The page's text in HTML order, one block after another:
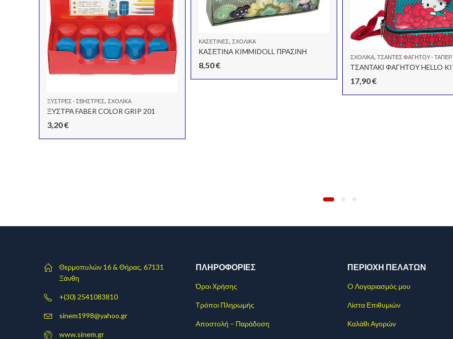
ΞΎΣΤΡΕΣ - ΣΒΉΣΤΡΕΣ, ΣΧΟΛΙΚΆ
ΞΥΣΤΡΑ FABER COLOR GRIP 201
3,20€
ΚΑΣΕΤΊΝΕΣ, ΣΧΟΛΙΚΆ
ΚΑΣΕΤΙΝΑ KIMMIDOLL ΠΡΑΣΙΝΗ
8,50€
ΣΧΟΛΙΚΆ, ΤΣΆΝΤΕΣ ΦΑΓΗΤΟΎ - ΤΑΠΕΡ -
ΤΣΑΝΤΑΚΙ ΦΑΓΗΤΟΥ HELLO
17,90€
Θερμοπυλών 16 & Θήρας, 67131
Ξάνθη
+(30) 2541083810
sinem1998@yahoo.gr
www.sinem.gr
ΠΛΗΡΟΦΟΡΊΕΣ
Όροι Χρήσης
Τρόποι Πληρωμής
Αποστολή – Παράδοση
ΠΕΡΙΟΧΗ ΠΕΛΑΤΩΝ
O Λογαριασμός μου
Λίστα Επιθυμιών
Καλάθι Αγορών